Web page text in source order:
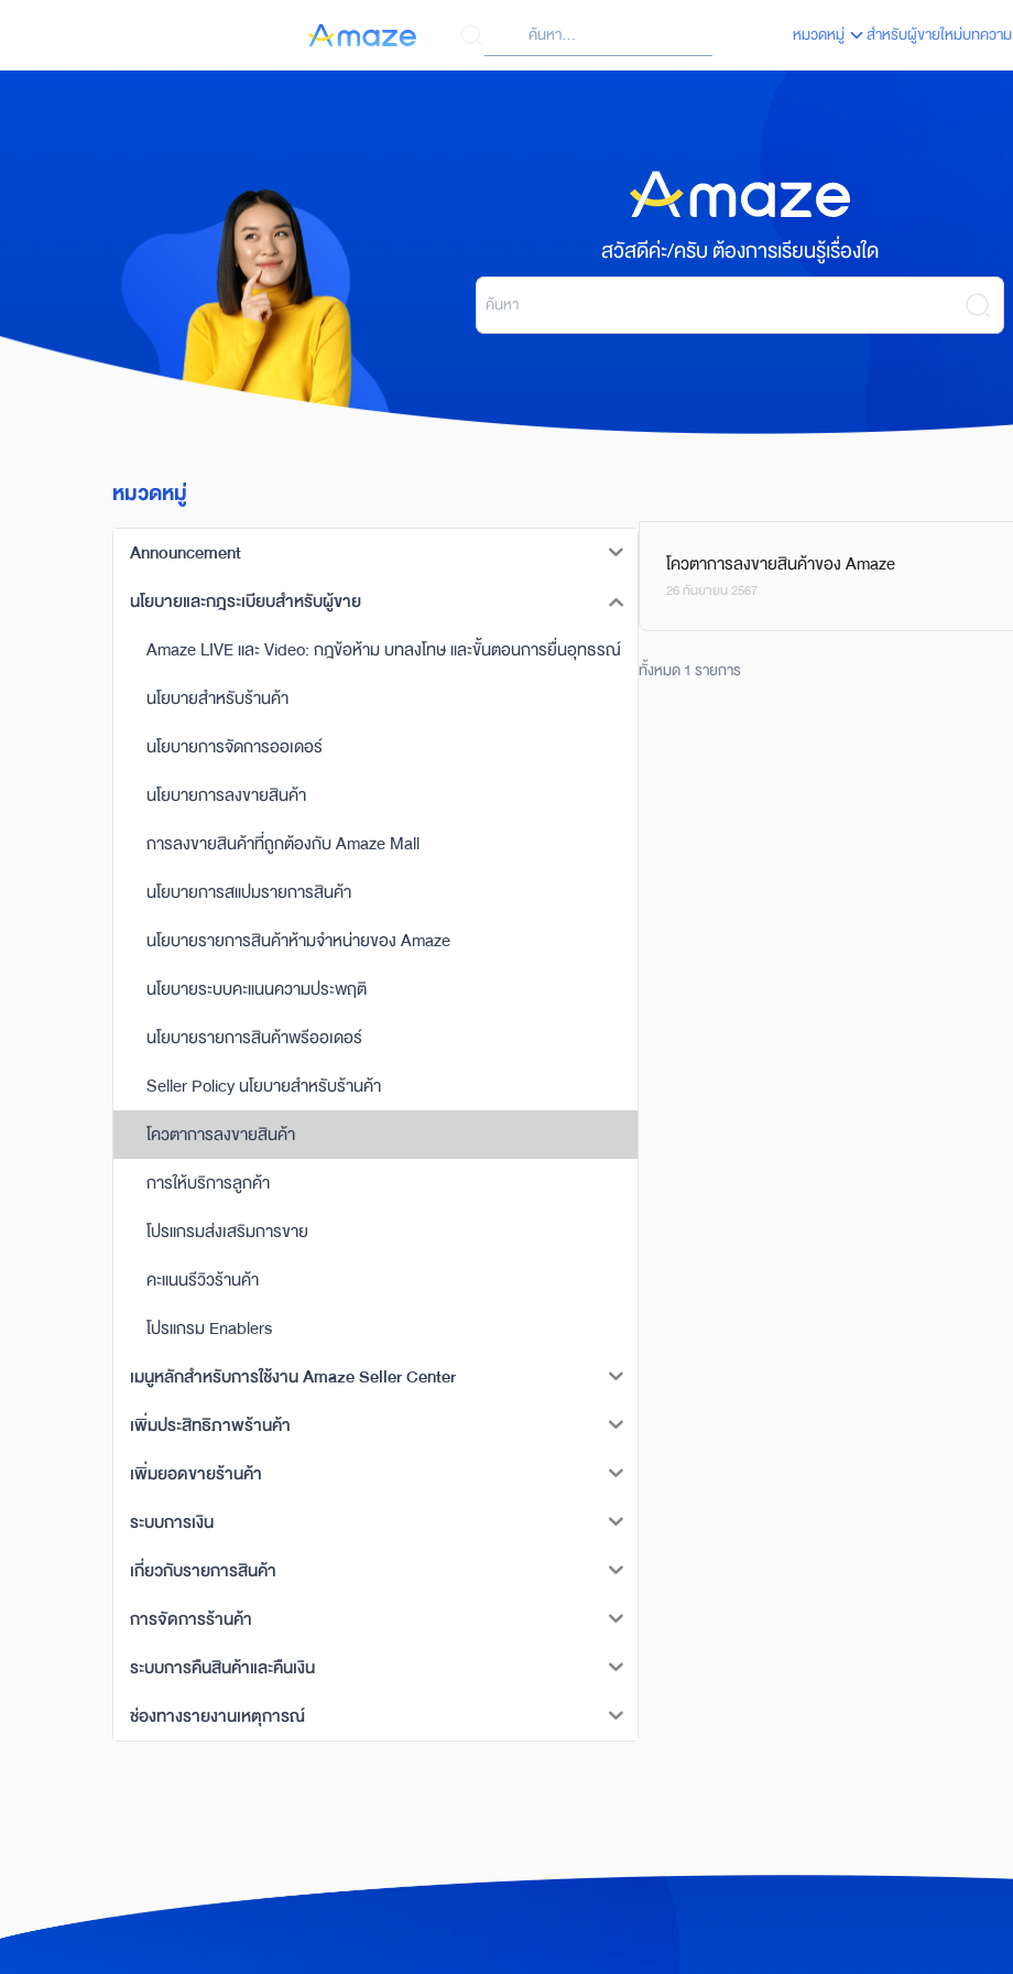
content
หมวดหมู่ สำหรับผู้ขายใหม่บทความ
สวัสดีค่ะ/ครับ ต้องการเรียนรู้เรื่องใด
โควตาการลงขายสินค้าของ Amaze
26 กันยายน 2567
ทั้งหมด 1 รายการ
หมวดหมู่
Announcement
นโยบายและกฎระเบียบสำหรับผู้ขาย
Amaze LIVE และ Video: กฎข้อห้าม บทลงโทษ และขั้นตอนการยื่นอุทธรณ์
นโยบายสำหรับร้านค้า
นโยบายการจัดการออเดอร์
นโยบายการลงขายสินค้า
การลงขายสินค้าที่ถูกต้องกับ Amaze Mall
นโยบายการสแปมรายการสินค้า
นโยบายรายการสินค้าห้ามจำหน่ายของ Amaze
นโยบายระบบคะแนนความประพฤติ
นโยบายรายการสินค้าพรีออเดอร์
Seller Policy นโยบายสำหรับร้านค้า
โควตาการลงขายสินค้า
การให้บริการลูกค้า
โปรแกรมส่งเสริมการขาย
คะแนนรีวิวร้านค้า
โปรแกรม Enablers
เมนูหลักสำหรับการใช้งาน Amaze Seller Center
เพิ่มประสิทธิภาพร้านค้า
เพิ่มยอดขายร้านค้า
ระบบการเงิน
เกี่ยวกับรายการสินค้า
การจัดการร้านค้า
ระบบการคืนสินค้าและคืนเงิน
ช่องทางรายงานเหตุการณ์